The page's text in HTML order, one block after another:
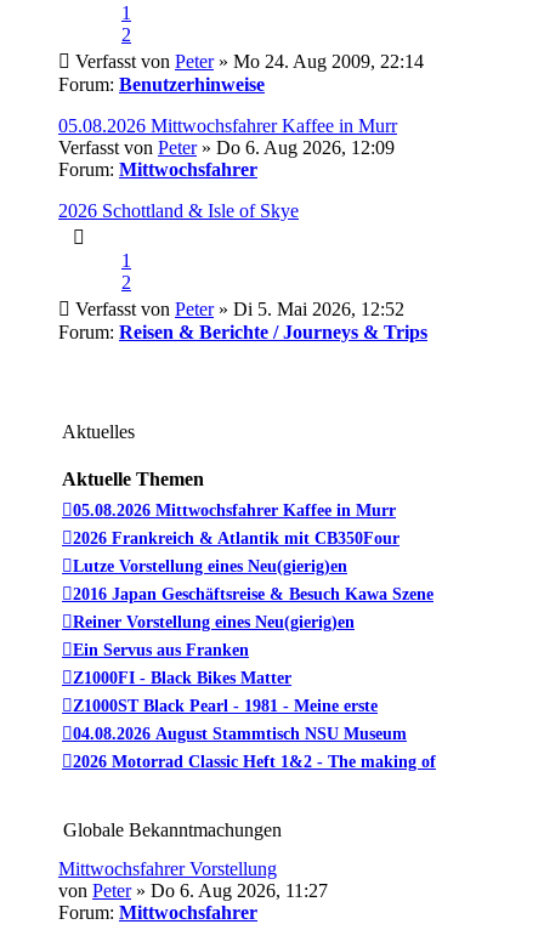
1
2
Verfasst von Peter» Mo 24. Aug 2009, 22:14
Forum: Benutzerhinweise
05.08.2026 Mittwochsfahrer Kaffee in Murr
Verfasst von Peter» Do 6. Aug 2026, 12:09
Forum: Mittwochsfahrer
2026 Schottland & Isle of Skye
1
2
Verfasst von Peter» Di 5. Mai 2026, 12:52
Forum: Reisen & Berichte / Journeys & Trips
Aktuelles
Aktuelle Themen
05.08.2026 Mittwochsfahrer Kaffee in Murr
2026 Frankreich & Atlantik mit CB350Four
Lutze Vorstellung eines Neu(gierig)en
2016 Japan Geschäftsreise & Besuch Kawa Szene
Reiner Vorstellung eines Neu(gierig)en
Ein Servus aus Franken
Z1000FI - Black Bikes Matter
Z1000ST Black Pearl - 1981 - Meine erste
04.08.2026 August Stammtisch NSU Museum
2026 Motorrad Classic Heft 1&2 - The making of
Globale Bekanntmachungen
Mittwochsfahrer Vorstellung
von Peter» Do 6. Aug 2026, 11:27
Forum: Mittwochsfahrer